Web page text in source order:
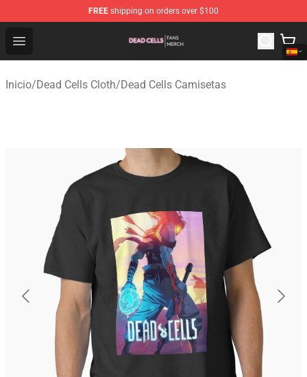
FREE shipping on orders over $100
Open menu
Dead Cells Shop - Official Dead Cells Merchandise Store
Inicio/Dead Cells Cloth/Dead Cells Camisetas